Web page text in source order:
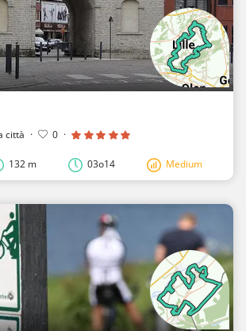
città · 0 ·
132 m 03o14 Medium